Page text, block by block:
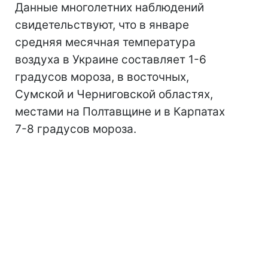
Данные многолетних наблюдений
свидетельствуют, что в январе
средняя месячная температура
воздуха в Украине составляет 1-6
градусов мороза, в восточных,
Сумской и Черниговской областях,
местами на Полтавщине и в Карпатах
7-8 градусов мороза.